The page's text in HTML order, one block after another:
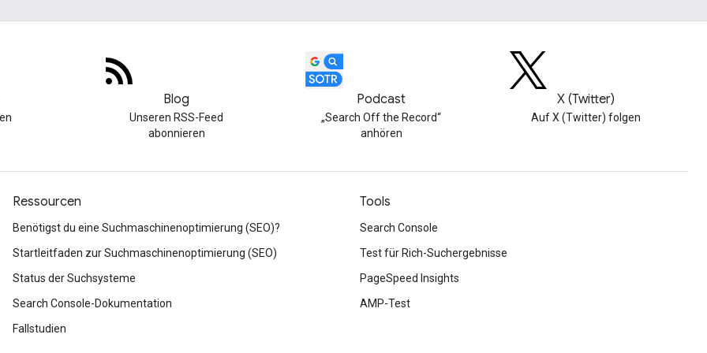
Blog
Unseren RSS-Feed
abonnieren
Podcast
„Search Off the Record“
anhören
X (Twitter)
Auf X (Twitter) folgen
Ressourcen
Benötigst du eine Suchmaschinenoptimierung (SEO)?
Startleitfaden zur Suchmaschinenoptimierung (SEO)
Status der Suchsysteme
Search Console-Dokumentation
Fallstudien
Tools
Search Console
Test für Rich-Suchergebnisse
PageSpeed Insights
AMP-Test